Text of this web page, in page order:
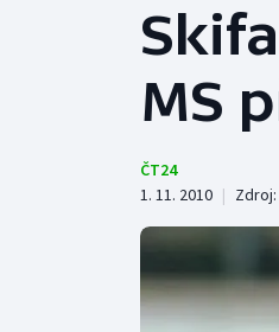
Hokej
Tenis
Cyklistika
MS
ČT24
1. 11. 2010 | Zdroj: